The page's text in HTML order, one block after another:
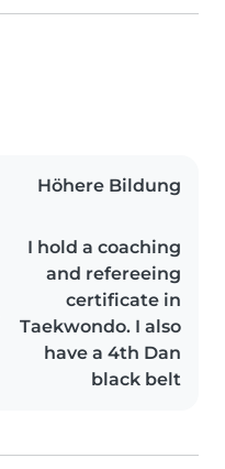
Höhere Bildung
I hold a coaching
and refereeing
certificate in
Taekwondo. I also
have a 4th Dan
black belt